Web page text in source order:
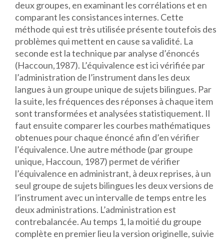
deux groupes, en examinant les corrélations et en
comparant les consistances internes. Cette
méthode qui est très utilisée présente toutefois des
problèmes qui mettent en cause sa validité. La
seconde est la technique par analyse d’énoncés
(Haccoun,1987). L’équivalence est ici vérifiée par
l’administration de l’instrument dans les deux
langues à un groupe unique de sujets bilingues. Par
la suite, les fréquences des réponses à chaque item
sont transformées et analysées statistiquement. Il
faut ensuite comparer les courbes mathématiques
obtenues pour chaque énoncé afin d’en vérifier
l’équivalence. Une autre méthode (par groupe
unique, Haccoun, 1987) permet de vérifier
l’équivalence en administrant, à deux reprises, à un
seul groupe de sujets bilingues les deux versions de
l’instrument avec un intervalle de temps entre les
deux administrations. L’administration est
contrebalancée. Au temps 1, la moitié du groupe
complète en premier lieu la version originelle, suivie